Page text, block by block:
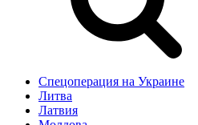
Спецоперация на Украине
Литва
Латвия